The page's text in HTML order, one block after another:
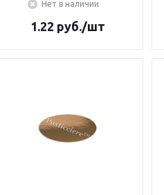
Нет в наличии
1.22 руб./шт